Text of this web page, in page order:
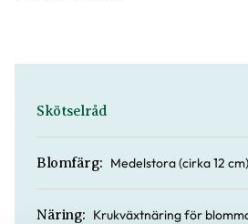
Skötselråd
Blomfärg: Medelstora (cirka 12
Näring: Krukväxtnäring för